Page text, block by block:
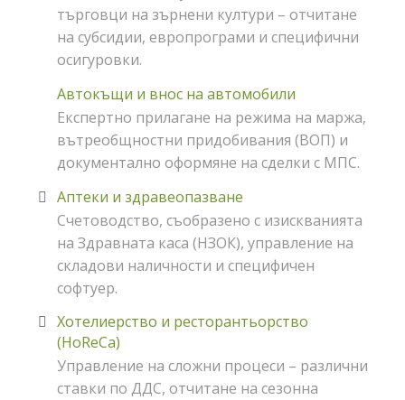
търговци на зърнени култури – отчитане
на субсидии, европрограми и специфични
осигуровки.
Автокъщи и внос на автомобили
Експертно прилагане на режима на маржа,
вътреобщностни придобивания (ВОП) и
документално оформяне на сделки с МПС.
Аптеки и здравеопазване
Счетоводство, съобразено с изискванията
на Здравната каса (НЗОК), управление на
складови наличности и специфичен
софтуер.
Хотелиерство и ресторантьорство
(HoReCa)
Управление на сложни процеси – различни
ставки по ДДС, отчитане на сезонна